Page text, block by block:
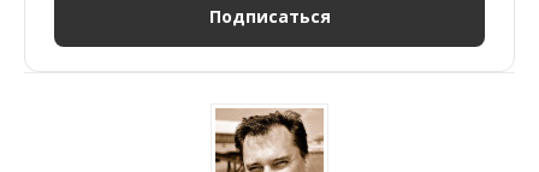
Подписаться